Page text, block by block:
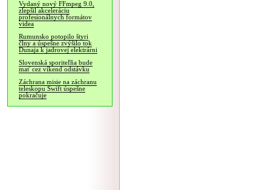
Vydaný nový FFmpeg 9.0,
zlepšil akceleráciu
profesionálnych formátov
videa
Rumunsko potopilo štyri
člny a úspešne zvýšilo tok
Dunaja k jadrovej elektrárni
Slovenská sporiteľňa bude
mať cez víkend odstávku
Záchrana misie na záchranu
teleskopu Swift úspešne
pokračuje